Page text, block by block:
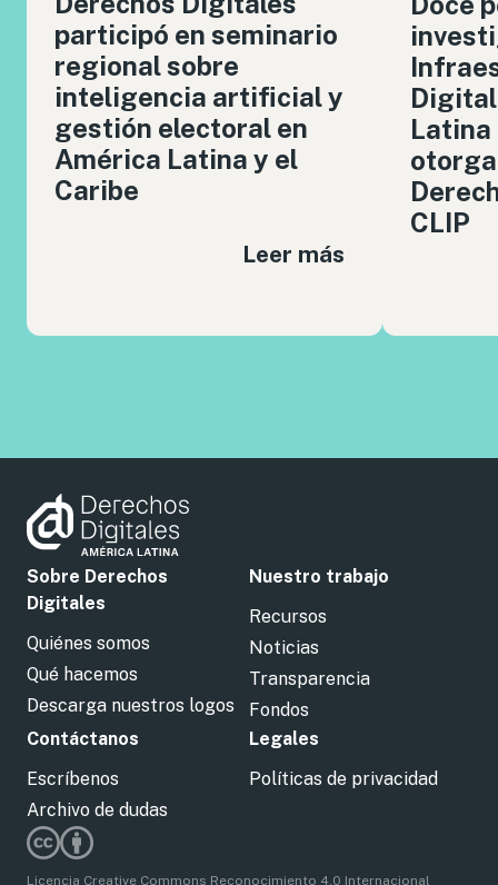
participó en seminario
regional sobre
inteligencia artificial y
gestión electoral en
América Latina y el
Caribe
Leer más
Latina
CLIP
Sobre Derechos
Digitales
Quiénes somos
Qué hacemos
Descarga nuestros logos
Nuestro trabajo
Recursos
Noticias
Transparencia
Fondos
Contáctanos
Escríbenos
Archivo de dudas
Legales
Políticas de privacidad
Licencia Creative Commons Reconocimiento 4.0 Internacional